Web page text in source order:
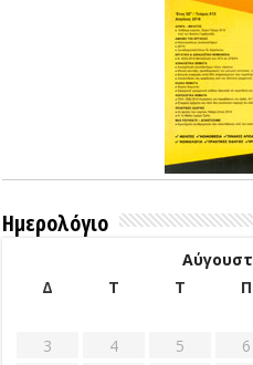
Ημερολόγιο
Δ
Τ Τ Π
3
4 5 6